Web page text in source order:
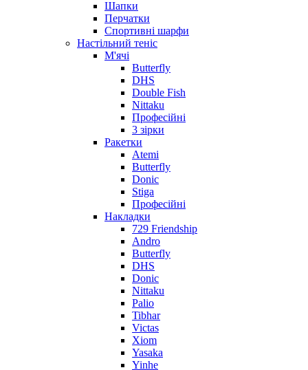
Шапки
Перчатки
Спортивні шарфи
Настільний теніс
М'ячі
Butterfly
DHS
Double Fish
Nittaku
Професійні
3 зірки
Ракетки
Atemi
Butterfly
Donic
Stiga
Професійні
Накладки
729 Friendship
Andro
Butterfly
DHS
Donic
Nittaku
Palio
Tibhar
Victas
Xiom
Yasaka
Yinhe